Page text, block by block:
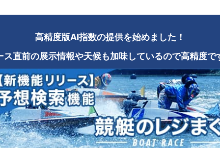
高精度版AI指数の提供を始めました！
ス直前の展示情報や天候も加味しているので高精度で